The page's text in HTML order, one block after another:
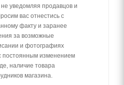
уведомляя продавцов и
вас отнестись с
факту и заранее
за возможные
и фотографиях
постоянным изменением
наличие товара
магазина.